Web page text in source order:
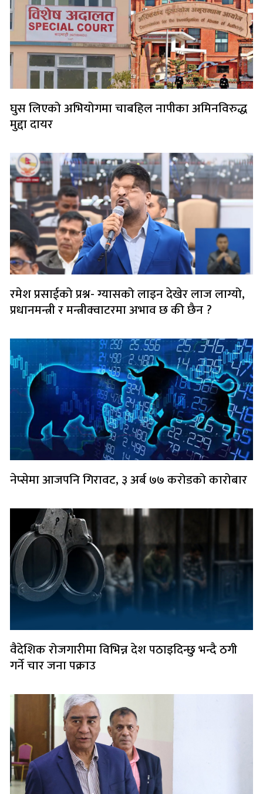
घुस लिएको अभियोगमा चाबहिल नापीका अमिनविरुद्ध
मुद्दा दायर
रमेश प्रसाईको प्रश्न- ग्यासको लाइन देखेर लाज लाग्यो,
प्रधानमन्त्री र मन्त्रीक्वाटरमा अभाव छ की छैन ?
नेप्सेमा आजपनि गिरावट, ३ अर्ब ७७ करोडको कारोबार
वैदेशिक रोजगारीमा विभिन्न देश पठाइदिन्छु भन्दै ठगी
गर्ने चार जना पक्राउ